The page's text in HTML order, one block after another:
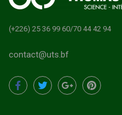
(+226) 25 36 99 60/70 44 42 94
contact@uts.bf